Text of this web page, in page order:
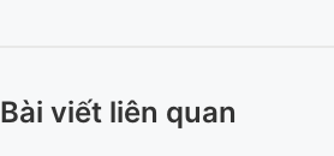
Bài viết liên quan